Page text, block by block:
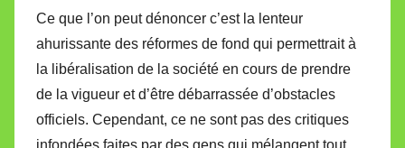
Ce que l’on peut dénoncer c’est la lenteur
ahurissante des réformes de fond qui permettrait à
la libéralisation de la société en cours de prendre
de la vigueur et d’être débarrassée d’obstacles
officiels. Cependant, ce ne sont pas des critiques
infondées faites par des gens qui mélangent tout